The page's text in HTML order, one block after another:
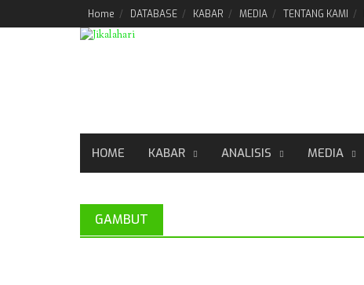
Home DATABASE KABAR MEDIA TENTANG KAMI
HOME KABAR ANALISIS MEDIA
GAMBUT